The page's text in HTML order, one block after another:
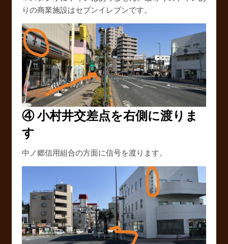
りの商業施設はセブンイレブンです。
④ 小村井交差点を右側に渡りま
す
中ノ郷信用組合の方面に信号を渡ります。